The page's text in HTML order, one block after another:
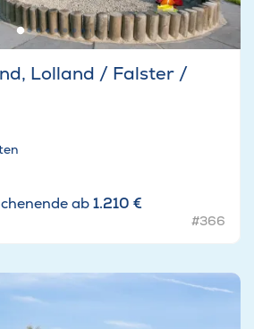
Lolland / Falster /
ab1.210 €
#366